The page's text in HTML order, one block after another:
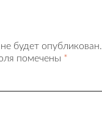
будет опубликован.
помечены *